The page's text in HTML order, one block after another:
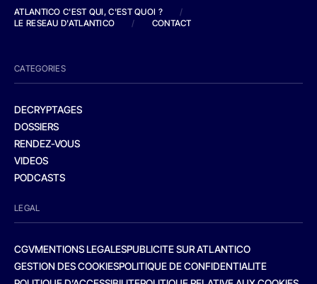
ATLANTICO C'EST QUI, C'EST QUOI ?
/
LE RESEAU D'ATLANTICO
/ CONTACT
CATEGORIES
DECRYPTAGES
DOSSIERS
RENDEZ-VOUS
VIDEOS
PODCASTS
LEGAL
CGVMENTIONS LEGALESPUBLICITE SUR ATLANTICO
GESTION DES COOKIESPOLITIQUE DE CONFIDENTIALITE